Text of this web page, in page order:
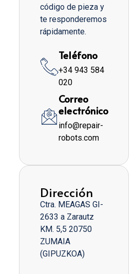
código de pieza y
te responderemos
rápidamente.
Teléfono
+34 943 584
020
Correo
electrónico
info@repair-
robots.com
Dirección
Ctra. MEAGAS GI-
2633 a Zarautz
KM. 5,5 20750
ZUMAIA
(GIPUZKOA)